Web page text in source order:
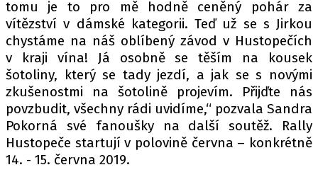
tomu je to pro mě hodně ceněný pohár za
vítězství v dámské kategorii. Teď už se s Jirkou
chystáme na náš oblíbený závod v Hustopečích
v kraji vína! Já osobně se těším na kousek
šotoliny, který se tady jezdí, a jak se s novými
zkušenostmi na šotolině projevím. Přijďte nás
povzbudit, všechny rádi uvidíme,“ pozvala Sandra
Pokorná své fanoušky na další soutěž. Rally
Hustopeče startují v polovině června – konkrétně
14. - 15. června 2019.